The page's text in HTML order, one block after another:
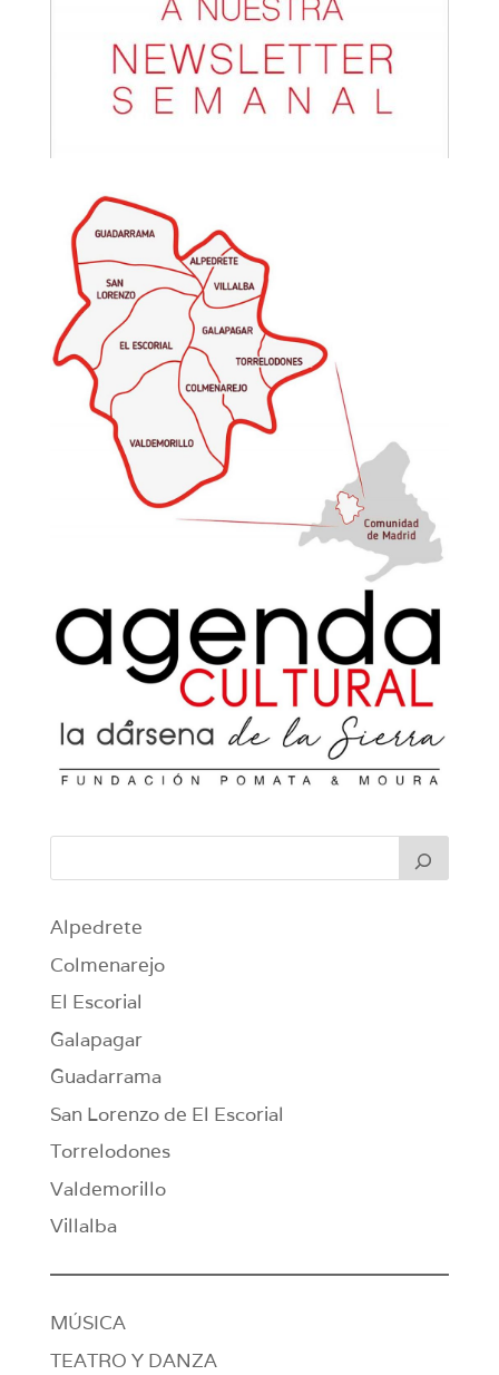
Alpedrete
Colmenarejo
El Escorial
Galapagar
Guadarrama
San Lorenzo de El Escorial
Torrelodones
Valdemorillo
Villalba
MÚSICA
TEATRO Y DANZA